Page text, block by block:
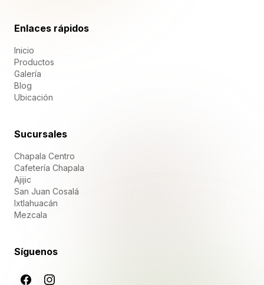
Enlaces rápidos
Inicio
Productos
Galería
Blog
Ubicación
Sucursales
Chapala Centro
Cafetería Chapala
Ajijic
San Juan Cosalá
Ixtlahuacán
Mezcala
Síguenos